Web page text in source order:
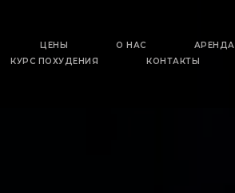
ЦЕНЫ О НАС
АРЕНДА
КУРС ПОХУДЕНИЯ
КОНТАКТЫ